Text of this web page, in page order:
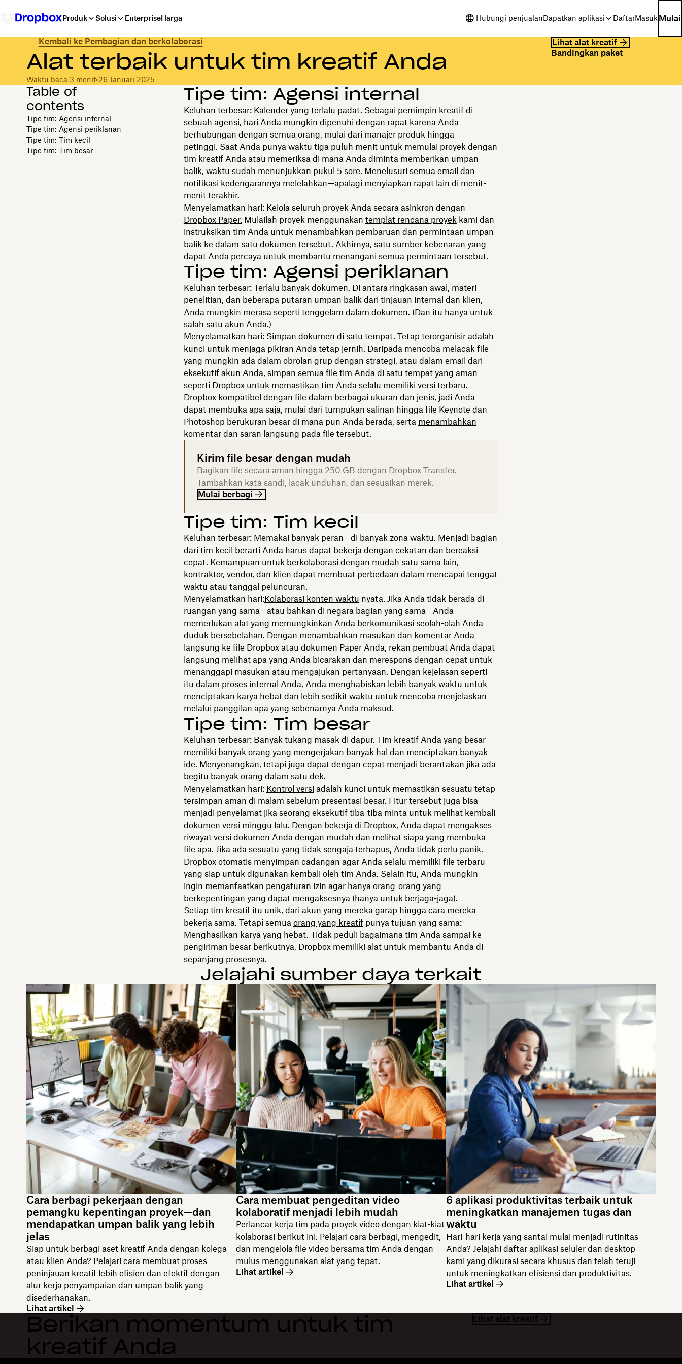
Produk Solusi EnterpriseHarga Hubungi penjualanDapatkan aplikasi DaftarMasuk Mulai
Kembali ke Pembagian dan berkolaborasi
Alat terbaik untuk tim kreatif Anda
Waktu baca 3 menit•26 Januari 2025
Lihat alat kreatif
Bandingkan paket
Table of
contents
Tipe tim: Agensi internal
Tipe tim: Agensi periklanan
Tipe tim: Tim kecil
Tipe tim: Tim besar
Tipe tim: Agensi internal
Keluhan terbesar: Kalender yang terlalu padat. Sebagai pemimpin kreatif di
sebuah agensi, hari Anda mungkin dipenuhi dengan rapat karena Anda
berhubungan dengan semua orang, mulai dari manajer produk hingga
petinggi. Saat Anda punya waktu tiga puluh menit untuk memulai proyek dengan
tim kreatif Anda atau memeriksa di mana Anda diminta memberikan umpan
balik, waktu sudah menunjukkan pukul 5 sore. Menelusuri semua email dan
notifikasi kedengarannya melelahkan—apalagi menyiapkan rapat lain di menit-
menit terakhir.
Menyelamatkan hari: Kelola seluruh proyek Anda secara asinkron dengan
Dropbox Paper. Mulailah proyek menggunakan templat rencana proyek kami dan
instruksikan tim Anda untuk menambahkan pembaruan dan permintaan umpan
balik ke dalam satu dokumen tersebut. Akhirnya, satu sumber kebenaran yang
dapat Anda percaya untuk membantu menangani semua permintaan tersebut.
Tipe tim: Agensi periklanan
Keluhan terbesar: Terlalu banyak dokumen. Di antara ringkasan awal, materi
penelitian, dan beberapa putaran umpan balik dari tinjauan internal dan klien,
Anda mungkin merasa seperti tenggelam dalam dokumen. (Dan itu hanya untuk
salah satu akun Anda.)
Menyelamatkan hari: Simpan dokumen di satu tempat. Tetap terorganisir adalah
kunci untuk menjaga pikiran Anda tetap jernih. Daripada mencoba melacak file
yang mungkin ada dalam obrolan grup dengan strategi, atau dalam email dari
eksekutif akun Anda, simpan semua file tim Anda di satu tempat yang aman
seperti Dropboxuntuk memastikan tim Anda selalu memiliki versi terbaru.
Dropbox kompatibel dengan file dalam berbagai ukuran dan jenis, jadi Anda
dapat membuka apa saja, mulai dari tumpukan salinan hingga file Keynote dan
Photoshop berukuran besar di mana pun Anda berada, serta menambahkan
komentar dan saran langsung pada file tersebut.
Kirim file besar dengan mudah
Bagikan file secara aman hingga 250 GB dengan Dropbox Transfer.
Tambahkan kata sandi, lacak unduhan, dan sesuaikan merek.
Mulai berbagi
Tipe tim: Tim kecil
Keluhan terbesar: Memakai banyak peran—di banyak zona waktu. Menjadi bagian
dari tim kecil berarti Anda harus dapat bekerja dengan cekatan dan bereaksi
cepat. Kemampuan untuk berkolaborasi dengan mudah satu sama lain,
kontraktor, vendor, dan klien dapat membuat perbedaan dalam mencapai tenggat
waktu atau tanggal peluncuran.
Menyelamatkan hari:Kolaborasi konten waktu nyata. Jika Anda tidak berada di
ruangan yang sama—atau bahkan di negara bagian yang sama—Anda
memerlukan alat yang memungkinkan Anda berkomunikasi seolah-olah Anda
duduk bersebelahan. Dengan menambahkan masukan dan komentarAnda
langsung ke file Dropbox atau dokumen Paper Anda, rekan pembuat Anda dapat
langsung melihat apa yang Anda bicarakan dan merespons dengan cepat untuk
menanggapi masukan atau mengajukan pertanyaan. Dengan kejelasan seperti
itu dalam proses internal Anda, Anda menghabiskan lebih banyak waktu untuk
menciptakan karya hebat dan lebih sedikit waktu untuk mencoba menjelaskan
melalui panggilan apa yang sebenarnya Anda maksud.
Tipe tim: Tim besar
Keluhan terbesar: Banyak tukang masak di dapur. Tim kreatif Anda yang besar
memiliki banyak orang yang mengerjakan banyak hal dan menciptakan banyak
ide. Menyenangkan, tetapi juga dapat dengan cepat menjadi berantakan jika ada
begitu banyak orang dalam satu dek.
Menyelamatkan hari: Kontrol versi adalah kunci untuk memastikan sesuatu tetap
tersimpan aman di malam sebelum presentasi besar. Fitur tersebut juga bisa
menjadi penyelamat jika seorang eksekutif tiba-tiba minta untuk melihat kembali
dokumen versi minggu lalu. Dengan bekerja di Dropbox, Anda dapat mengakses
riwayat versi dokumen Anda dengan mudah dan melihat siapa yang membuka
file apa. Jika ada sesuatu yang tidak sengaja terhapus, Anda tidak perlu panik.
Dropbox otomatis menyimpan cadangan agar Anda selalu memiliki file terbaru
yang siap untuk digunakan kembali oleh tim Anda. Selain itu, Anda mungkin
ingin memanfaatkan pengaturan izin agar hanya orang-orang yang
berkepentingan yang dapat mengaksesnya (hanya untuk berjaga-jaga).
Setiap tim kreatif itu unik, dari akun yang mereka garap hingga cara mereka
bekerja sama. Tetapi semua orang yang kreatifpunya tujuan yang sama:
Menghasilkan karya yang hebat. Tidak peduli bagaimana tim Anda sampai ke
pengiriman besar berikutnya, Dropbox memiliki alat untuk membantu Anda di
sepanjang prosesnya.
Jelajahi sumber daya terkait
Cara berbagi pekerjaan dengan
pemangku kepentingan proyek—dan
mendapatkan umpan balik yang lebih
jelas
Siap untuk berbagi aset kreatif Anda dengan kolega
atau klien Anda? Pelajari cara membuat proses
peninjauan kreatif lebih efisien dan efektif dengan
alur kerja penyampaian dan umpan balik yang
disederhanakan.
Lihat artikel
Cara membuat pengeditan video
kolaboratif menjadi lebih mudah
Perlancar kerja tim pada proyek video dengan kiat-kiat
kolaborasi berikut ini. Pelajari cara berbagi, mengedit,
dan mengelola file video bersama tim Anda dengan
mulus menggunakan alat yang tepat.
Lihat artikel
6 aplikasi produktivitas terbaik untuk
meningkatkan manajemen tugas dan
waktu
Hari-hari kerja yang santai mulai menjadi rutinitas
Anda? Jelajahi daftar aplikasi seluler dan desktop
kami yang dikurasi secara khusus dan telah teruji
untuk meningkatkan efisiensi dan produktivitas.
Lihat artikel
Berikan momentum untuk tim
kreatif Anda
Lihat alat kreatif